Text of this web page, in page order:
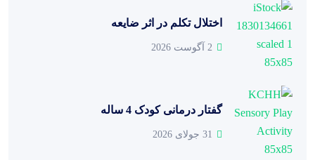
اختلال تکلم در اثر ضایعه
2 آگوست 2026
گفتار درمانی کودک 4 ساله
31 جولای 2026